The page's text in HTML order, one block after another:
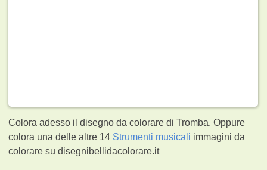
Colora adesso il disegno da colorare di Tromba. Oppure
colora una delle altre 14 Strumenti musicali immagini da
colorare su disegnibellidacolorare.it